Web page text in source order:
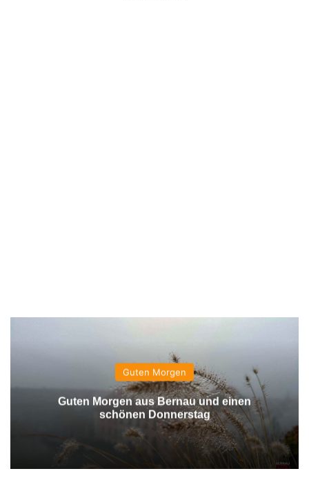
Guten Morgen
Guten Morgen aus Bernau und einen
schönen Donnerstag